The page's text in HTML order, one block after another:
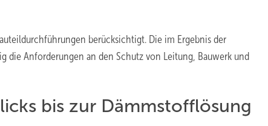
berücksichtigt. Die im Ergebnis der
die Anforderungen an den Schutz von Leitung, Bauwerk und
bis zur Dämmstofflösung